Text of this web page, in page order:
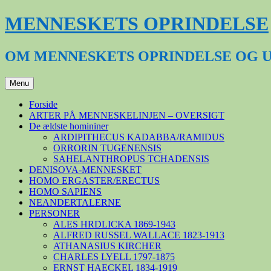
Hop
til
MENNESKETS OPRINDELSE
OM MENNESKETS OPRINDELSE OG
Menu
Forside
ARTER PÅ MENNESKELINJEN – OVERSIGT
De ældste homininer
ARDIPITHECUS KADABBA/RAMIDUS
ORRORIN TUGENENSIS
SAHELANTHROPUS TCHADENSIS
DENISOVA-MENNESKET
HOMO ERGASTER/ERECTUS
HOMO SAPIENS
NEANDERTALERNE
PERSONER
ALES HRDLICKA 1869-1943
ALFRED RUSSEL WALLACE 1823-1913
ATHANASIUS KIRCHER
CHARLES LYELL 1797-1875
ERNST HAECKEL 1834-1919